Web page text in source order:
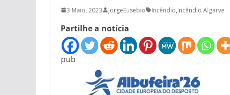
3 Maio, 2023 JorgeEusebio Incêndio,Incêndio Algarve
Partilhe a notícia
pub